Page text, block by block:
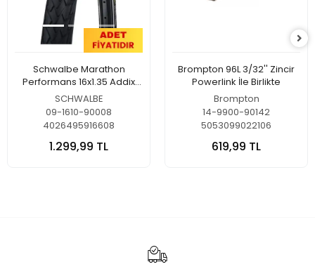
Schwalbe Marathon
Performans 16x1.35 Addix
Eco Green Guard E-25 Dış
Lastik
SCHWALBE
09-1610-90008
4026495916608
1.299,99 TL
Brompton 96L 3/32'' Zincir
Powerlink İle Birlikte
Brompton
14-9900-90142
5053099022106
619,99 TL